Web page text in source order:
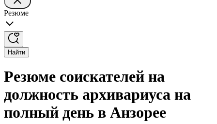
Резюме
Найти
Резюме соискателей на
должность архивариуса на
полный день в Анзорее